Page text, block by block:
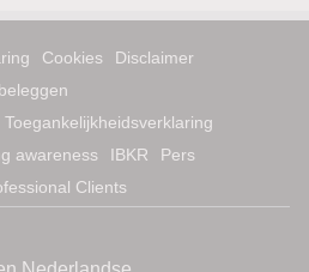
Cookies
Disclaimer
Toegankelijkheidsverklaring
awareness IBKR
Pers
Clients